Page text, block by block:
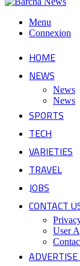
Menu
Connexion
HOME
NEWS
News
News
SPORTS
TECH
VARIETIES
TRAVEL
JOBS
CONTACT
User